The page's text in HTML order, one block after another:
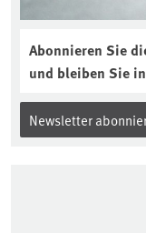
Abonnieren Sie
und bleiben Sie
Newsletter